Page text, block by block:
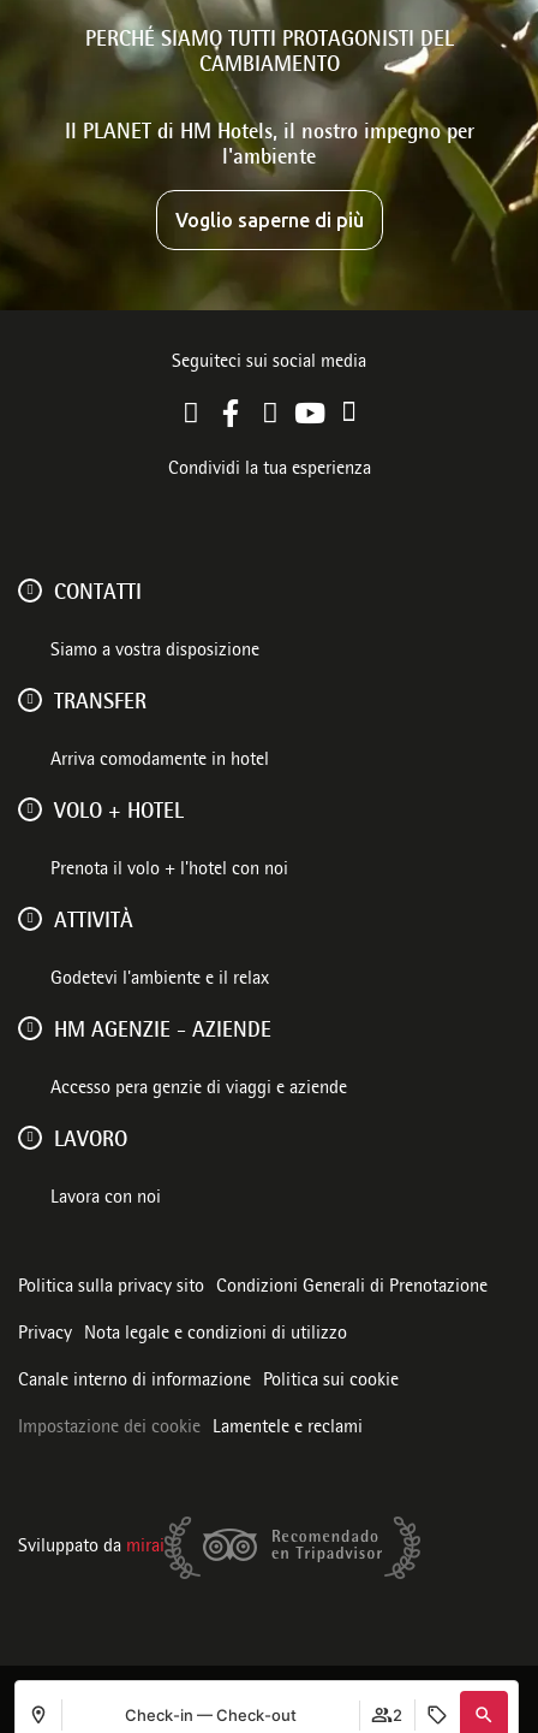
Check-in — Check-out 2
PERCHÉ SIAMO TUTTI PROTAGONISTI DEL
CAMBIAMENTO
Il PLANET di HM Hotels, il nostro impegno per
l'ambiente
Voglio saperne di più
Seguiteci sui social media
Condividi la tua esperienza
CONTATTI
Siamo a vostra disposizione
TRANSFER
Arriva comodamente in hotel
VOLO + HOTEL
Prenota il volo + l'hotel con noi
ATTIVITÀ
Godetevi l'ambiente e il relax
HM AGENZIE - AZIENDE
Accesso pera genzie di viaggi e aziende
LAVORO
Lavora con noi
Politica sulla privacy sito Condizioni Generali di Prenotazione
Privacy Nota legale e condizioni di utilizzo
Canale interno di informazione Politica sui cookie
Impostazione dei cookie Lamentele e reclami
Sviluppato da mirai